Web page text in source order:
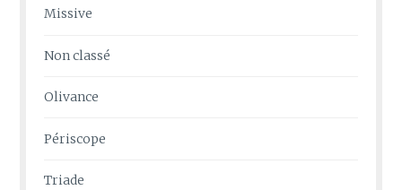
Missive
Non classé
Olivance
Périscope
Triade